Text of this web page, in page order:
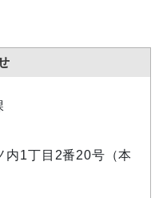
内1丁目2番20号（本